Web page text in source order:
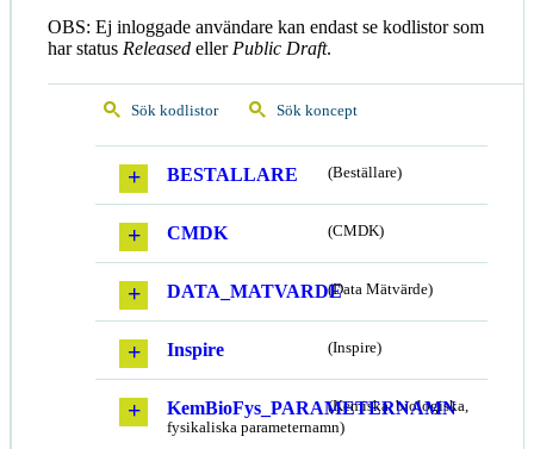
OBS: Ej inloggade användare kan endast se kodlistor som
har status Released eller Public Draft.
Sök kodlistor Sök koncept
BESTALLARE (Beställare)
CMDK (CMDK)
DATA_MATVARDE(Data Mätvärde)
Inspire (Inspire)
KemBioFys_PARAMETERNAMN
(Kemiska, biologiska,
fysikaliska parameternamn)